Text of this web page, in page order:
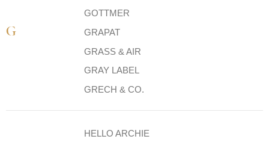
G
GOTTMER
GRAPAT
GRASS & AIR
GRAY LABEL
GRECH & CO.
HELLO ARCHIE